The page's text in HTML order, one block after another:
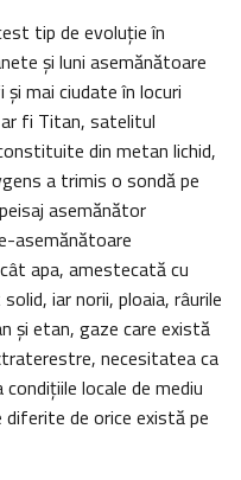
tip de evoluţie în
și luni asemănătoare
mai ciudate în locuri
fi Titan, satelitul
din metan lichid,
a trimis o sondă pe
asemănător
asemănătoare
apa, amestecată cu
iar norii, ploaia, râurile
și etan, gaze care există
necesitatea ca
locale de mediu
de orice există pe